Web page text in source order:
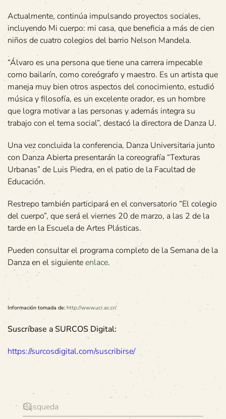
Actualmente, continúa impulsando proyectos sociales,
incluyendo Mi cuerpo: mi casa, que beneficia a más de cien
niños de cuatro colegios del barrio Nelson Mandela.
“Álvaro es una persona que tiene una carrera impecable
como bailarín, como coreógrafo y maestro. Es un artista que
maneja muy bien otros aspectos del conocimiento, estudió
música y filosofía, es un excelente orador, es un hombre
que logra motivar a las personas y además integra su
trabajo con el tema social”, destacó la directora de Danza U.
Una vez concluida la conferencia, Danza Universitaria junto
con Danza Abierta presentarán la coreografía “Texturas
Urbanas” de Luis Piedra, en el patio de la Facultad de
Educación.
Restrepo también participará en el conversatorio “El colegio
del cuerpo”, que será el viernes 20 de marzo, a las 2 de la
tarde en la Escuela de Artes Plásticas.
Pueden consultar el programa completo de la Semana de la
Danza en el siguienteenlace.
Información tomada de: http://www.ucr.ac.cr/
Suscríbase a SURCOS Digital:
https://surcosdigital.com/suscribirse/